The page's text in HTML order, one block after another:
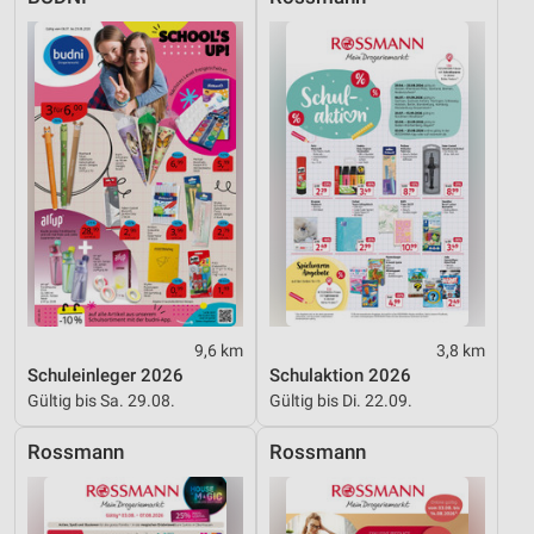
9,6 km
Schuleinleger 2026
Gültig bis Sa. 29.08.
3,8 km
Schulaktion 2026
Gültig bis Di. 22.09.
Rossmann Rossmann
Nicht-IAB-Verarbeitungszwecke:
Notwendig
Performance
Funktional
Werbung